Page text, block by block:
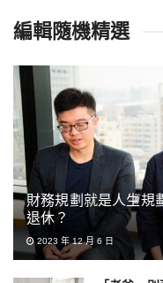
編輯隨機精選
財務規劃就是人生規
退休？
2023 年 12 月 6 日